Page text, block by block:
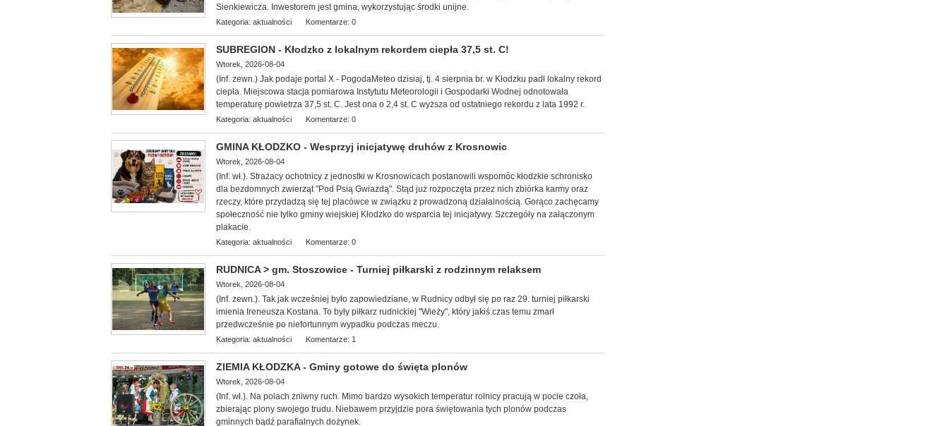
Sienkiewicza. Inwestorem jest gmina, wykorzystując środki unijne.
Kategoria: aktualności Komentarze: 0
SUBREGION - Kłodzko z lokalnym rekordem ciepła 37,5 st. C!
Wtorek, 2026-08-04
(Inf. zewn.) Jak podaje portal X - PogodaMeteo dzisiaj, tj. 4 sierpnia br. w Kłodzku padł lokalny rekord
ciepła. Miejscowa stacja pomiarowa Instytutu Meteorologii i Gospodarki Wodnej odnotowała
temperaturę powietrza 37,5 st. C. Jest ona o 2,4 st. C wyższa od ostatniego rekordu z lata 1992 r.
Kategoria: aktualności Komentarze: 0
GMINA KŁODZKO - Wesprzyj inicjatywę druhów z Krosnowic
Wtorek, 2026-08-04
(Inf. wł.). Strażacy ochotnicy z jednostki w Krosnowicach postanowili wspomóc kłodzkie schronisko
dla bezdomnych zwierząt "Pod Psią Gwiazdą". Stąd już rozpoczęta przez nich zbiórka karmy oraz
rzeczy, które przydadzą się tej placówce w związku z prowadzoną działalnością. Gorąco zachęcamy
społeczność nie tylko gminy wiejskiej Kłodzko do wsparcia tej inicjatywy. Szczegóły na załączonym
plakacie.
Kategoria: aktualności Komentarze: 0
RUDNICA > gm. Stoszowice - Turniej piłkarski z rodzinnym relaksem
Wtorek, 2026-08-04
(Inf. zewn.). Tak jak wcześniej było zapowiedziane, w Rudnicy odbył się po raz 29. turniej piłkarski
imienia Ireneusza Kostana. To były piłkarz rudnickiej "Wieży", który jakiś czas temu zmarł
przedwcześnie po niefortunnym wypadku podczas meczu.
Kategoria: aktualności Komentarze: 1
ZIEMIA KŁODZKA - Gminy gotowe do święta plonów
Wtorek, 2026-08-04
(Inf. wł.). Na polach żniwny ruch. Mimo bardzo wysokich temperatur rolnicy pracują w pocie czoła,
zbierając plony swojego trudu. Niebawem przyjdzie pora świętowania tych plonów podczas
gminnych bądź parafialnych dożynek.